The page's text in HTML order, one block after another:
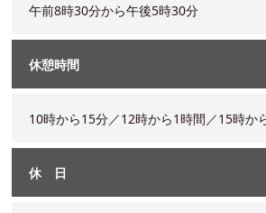
午前8時30分から午後5時30分
休憩時間
10時から15分／12時から1時間／15時か
休 日